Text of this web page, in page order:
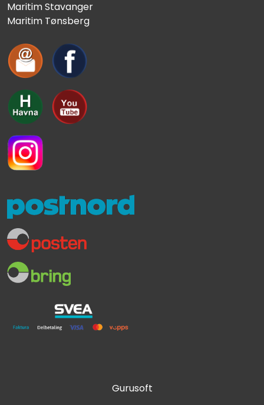
Maritim Stavanger
Maritim Tønsberg
Gurusoft